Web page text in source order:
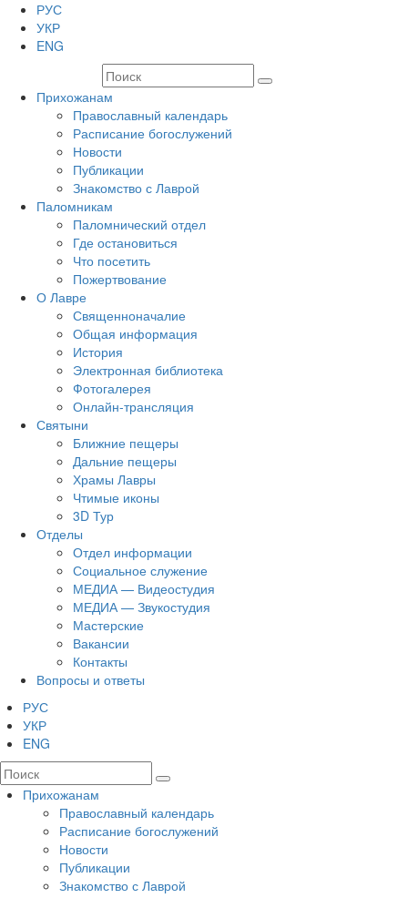
РУС
УКР
ENG
Прихожанам
Православный календарь
Расписание богослужений
Новости
Публикации
Знакомство с Лаврой
Паломникам
Паломнический отдел
Где остановиться
Что посетить
Пожертвование
О Лавре
Священноначалие
Общая информация
История
Электронная библиотека
Фотогалерея
Онлайн-трансляция
Святыни
Ближние пещеры
Дальние пещеры
Храмы Лавры
Чтимые иконы
3D Тур
Отделы
Отдел информации
Социальное служение
МЕДИА — Видеостудия
МЕДИА — Звукостудия
Мастерские
Вакансии
Контакты
Вопросы и ответы
РУС
УКР
ENG
Прихожанам
Православный календарь
Расписание богослужений
Новости
Публикации
Знакомство с Лаврой